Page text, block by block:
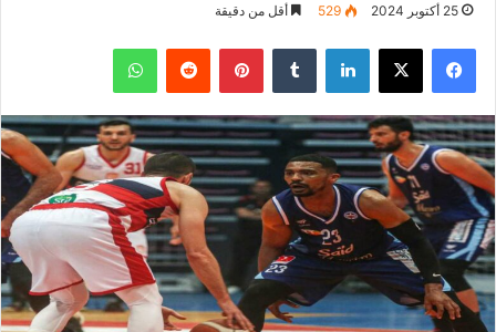
25 أكتوبر 2024 529 أقل من دقيقة
فيسبوك ‫X لينكدإن بينتيريست واتساب